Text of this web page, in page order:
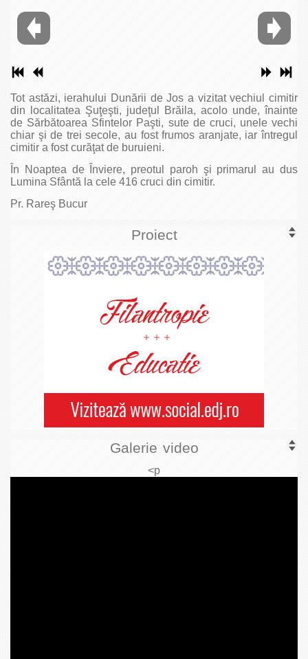
Tot astăzi, ierahului Dunării de Jos a vizitat vechiul cimitir
din localitatea Şuţeşti, judeţul Brăila, acolo unde, înainte
de Sărbătoarea Sfintelor Paşti, sute de cruci, unele vechi
chiar şi de trei secole, au fost frumos aranjate, iar întregul
cimitir a fost curăţat de buruieni.
În Noaptea de Înviere, preotul paroh şi primarul au dus
Lumina Sfântă la cele 416 cruci din cimitir.
Pr. Rareş Bucur
Proiect
Galerie video
<p